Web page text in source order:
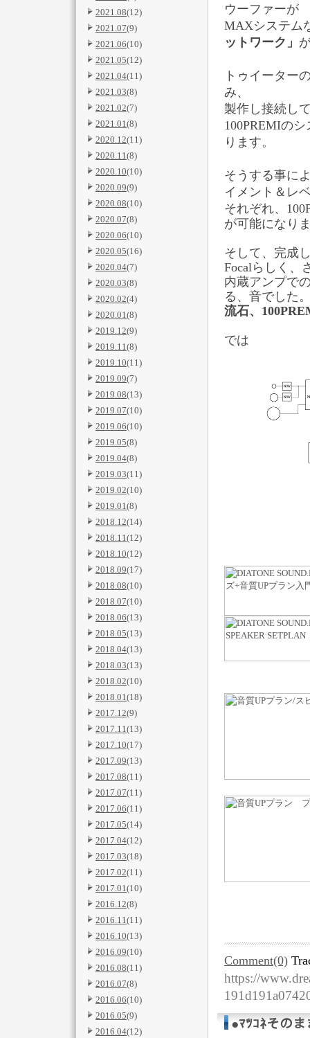
2021.08(12)
2021.07(9)
2021.06(10)
2021.05(12)
2021.04(11)
2021.03(8)
2021.02(7)
2021.01(8)
2020.12(11)
2020.11(8)
2020.10(10)
2020.09(9)
2020.08(10)
2020.07(8)
2020.06(10)
2020.05(16)
2020.04(7)
2020.03(8)
2020.02(4)
2020.01(8)
2019.12(9)
2019.11(8)
2019.10(11)
2019.09(7)
2019.08(13)
2019.07(10)
2019.06(10)
2019.05(8)
2019.04(8)
2019.03(11)
2019.02(10)
2019.01(8)
2018.12(14)
2018.11(12)
2018.10(12)
2018.09(17)
2018.08(10)
2018.07(10)
2018.06(13)
2018.05(13)
2018.04(13)
2018.03(13)
2018.02(10)
2018.01(18)
2017.12(9)
2017.11(13)
2017.10(17)
2017.09(13)
2017.08(11)
2017.07(11)
2017.06(11)
2017.05(14)
2017.04(12)
2017.03(18)
2017.02(11)
2017.01(10)
2016.12(8)
2016.11(11)
2016.10(13)
2016.09(10)
2016.08(11)
2016.07(8)
2016.06(10)
2016.05(9)
2016.04(12)
ウーファーが
MAXシステム
ットワーク」
トゥイーター
み、
製作し接続し
100PREMIの
ります。
そうする事に
イメント＆レ
それぞれ、
が可能になり
そして、完成
Focalらしく、
内蔵アンプで
る、音でした
流石、
では
Comment(0)
https://
●ﾏﾂｺﾈその